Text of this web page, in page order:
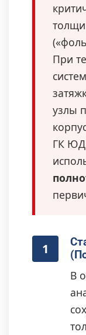
При
узлы
ГК
1
В